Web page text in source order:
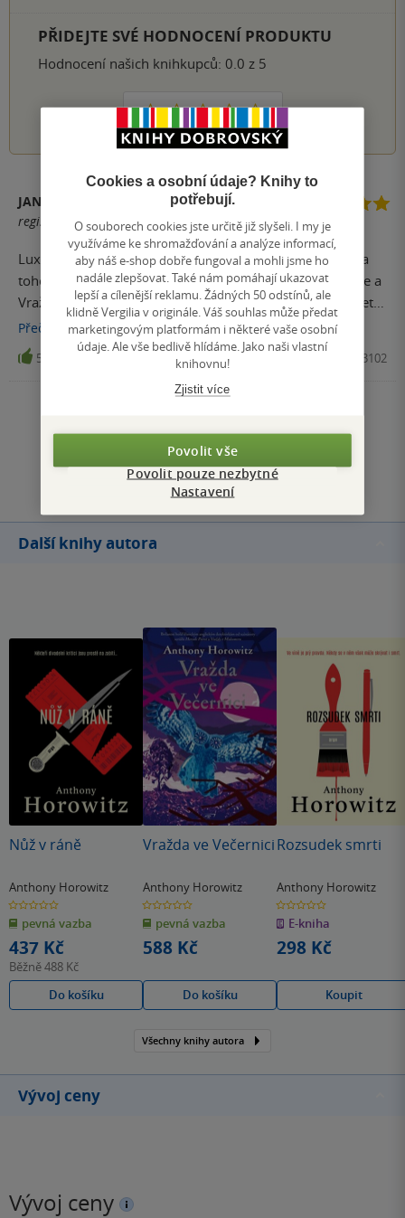
PŘIDEJTE SVÉ HODNOCENÍ PRODUKTU
Hodnocení našich knihkupců: 0.0 z 5
1 2 3 4 5
JANA ŠIMEČKOVÁ
registrovaný uživatel
Luxusní pocta poctivé klasické anglické detektivce z pera
toho nejlepšího. Dostanete skvělý koktejl Agathy Christie a
Vražd v Midsomeru. Super a doporučuji. Navíc nahlédnete
i pod pokličku agentům spisovatelů, jednání o filmových
scénářích apod.
Přečíst více
5 Kniha, Argo, 2024, 9788025743102
Přidat hodnocení
Další knihy autora
Nůž v ráně
Anthony Horowitz
0.0
z
5
hvězdiček
pevná vazba
437 Kč
Běžně488 Kč
Do košíku
Vražda ve Večernici
Anthony Horowitz
0.0
z
5
hvězdiček
pevná vazba
588 Kč
Do košíku
Rozsudek smrti
Anthony Horowitz
0.0
z
5
hvězdiček
E-kniha
298 Kč
Koupit
Všechny knihy autora
Vývoj ceny
Vývoj ceny
Cookies a osobní údaje? Knihy to
potřebují.
O souborech cookies jste určitě již slyšeli. I my je
využíváme ke shromažďování a analýze informací,
aby náš e-shop dobře fungoval a mohli jsme ho
nadále zlepšovat. Také nám pomáhají ukazovat
lepší a cílenější reklamu. Žádných 50 odstínů, ale
klidně Vergilia v originále. Váš souhlas může předat
marketingovým platformám i některé vaše osobní
údaje. Ale vše bedlivě hlídáme. Jako naši vlastní
knihovnu!
Zjistit více
Povolit vše
Povolit pouze nezbytné
Nastavení